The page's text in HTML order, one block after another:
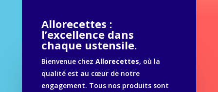
Allorecettes :
l’excellence dans
chaque ustensile.
Bienvenue chez Allorecettes, où la
qualité est au cœur de notre
engagement. Tous nos produits sont